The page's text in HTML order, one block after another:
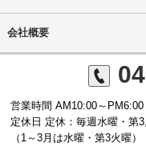
会社概要
営業時間 AM10:00～PM6:00
定休日 定休：毎週水曜・第
（1～3月は水曜・第3火曜）